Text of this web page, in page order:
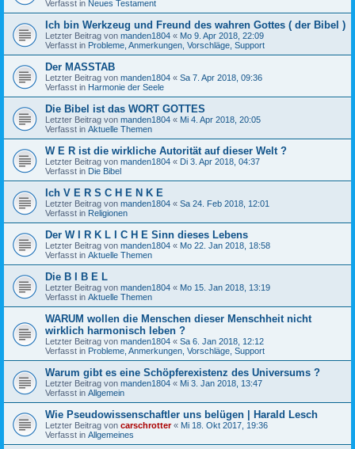
Verfasst in Neues Testament
Ich bin Werkzeug und Freund des wahren Gottes ( der Bibel )
Letzter Beitrag von manden1804 « Mo 9. Apr 2018, 22:09
Verfasst in Probleme, Anmerkungen, Vorschläge, Support
Der MASSTAB
Letzter Beitrag von manden1804 « Sa 7. Apr 2018, 09:36
Verfasst in Harmonie der Seele
Die Bibel ist das WORT GOTTES
Letzter Beitrag von manden1804 « Mi 4. Apr 2018, 20:05
Verfasst in Aktuelle Themen
W E R ist die wirkliche Autorität auf dieser Welt ?
Letzter Beitrag von manden1804 « Di 3. Apr 2018, 04:37
Verfasst in Die Bibel
Ich V E R S C H E N K E
Letzter Beitrag von manden1804 « Sa 24. Feb 2018, 12:01
Verfasst in Religionen
Der W I R K L I C H E Sinn dieses Lebens
Letzter Beitrag von manden1804 « Mo 22. Jan 2018, 18:58
Verfasst in Aktuelle Themen
Die B I B E L
Letzter Beitrag von manden1804 « Mo 15. Jan 2018, 13:19
Verfasst in Aktuelle Themen
WARUM wollen die Menschen dieser Menschheit nicht
wirklich harmonisch leben ?
Letzter Beitrag von manden1804 « Sa 6. Jan 2018, 12:12
Verfasst in Probleme, Anmerkungen, Vorschläge, Support
Warum gibt es eine Schöpferexistenz des Universums ?
Letzter Beitrag von manden1804 « Mi 3. Jan 2018, 13:47
Verfasst in Allgemein
Wie Pseudowissenschaftler uns belügen | Harald Lesch
Letzter Beitrag von carschrotter« Mi 18. Okt 2017, 19:36
Verfasst in Allgemeines